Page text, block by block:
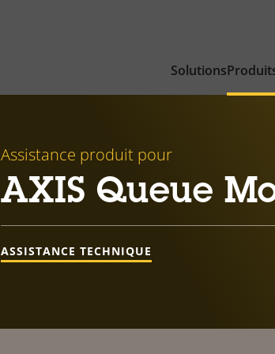
Solutions
Assistance produit pour
AXIS Queue
ASSISTANCE TECHNIQUE